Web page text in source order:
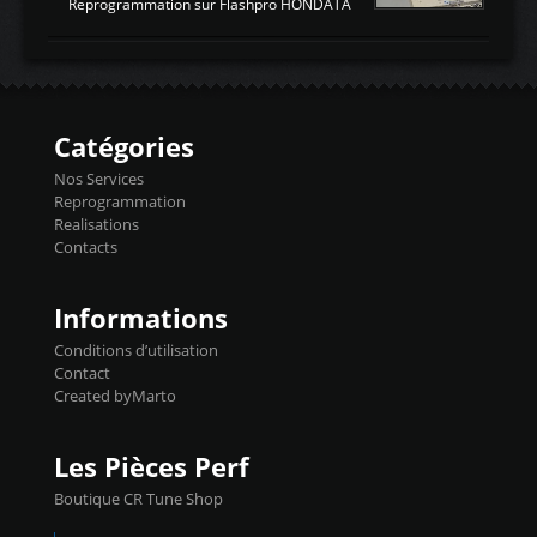
d'admissiontemp ex. pour atmo -30- 80°C
temperaturetemperature ldr moteurtemp
Reprogrammation sur Flashpro HONDATA
Injecteurs + Flashpro 1370€ TTC Le
précise et performante. Vous pourrez
basculer de la carto sans plomb à Ethanol à
l'aide du flashpro OPTION ECONOMIQUES
Reprog SP 98 sur le calculateur d'origine
450€ TTC Un gain d'environ 10cv et 15nm
Catégories
Nos Services
Reprogrammation
Realisations
Contacts
Informations
Conditions d’utilisation
Contact
Created byMarto
Les Pièces Perf
Boutique CR Tune Shop